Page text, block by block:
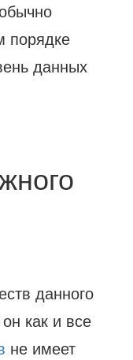
порядке
данных
данного
как и все
не имеет